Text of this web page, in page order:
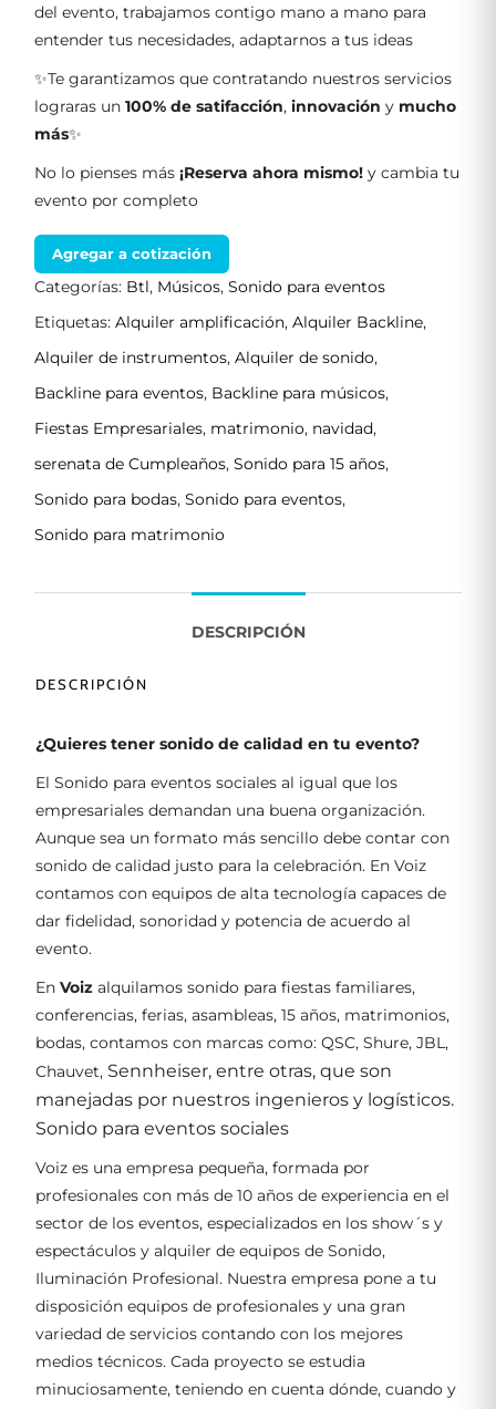
del evento, trabajamos contigo mano a mano para
entender tus necesidades, adaptarnos a tus ideas
✨Te garantizamos que contratando nuestros servicios
lograras un 100% de satifacción, innovación y mucho
más✨
No lo pienses más ¡Reserva ahora mismo! y cambia tu
evento por completo
Agregar a cotización
Categorías: Btl, Músicos, Sonido para eventos
Etiquetas: Alquiler amplificación, Alquiler Backline,
Alquiler de instrumentos, Alquiler de sonido,
Backline para eventos, Backline para músicos,
Fiestas Empresariales, matrimonio, navidad,
serenata de Cumpleaños, Sonido para 15 años,
Sonido para bodas, Sonido para eventos,
Sonido para matrimonio
DESCRIPCIÓN
DESCRIPCIÓN
¿Quieres tener sonido de calidad en tu evento?
El Sonido para eventos sociales al igual que los
empresariales demandan una buena organización.
Aunque sea un formato más sencillo debe contar con
sonido de calidad justo para la celebración. En Voiz
contamos con equipos de alta tecnología capaces de
dar fidelidad, sonoridad y potencia de acuerdo al
evento.
En Voiz alquilamos sonido para fiestas familiares,
conferencias, ferias, asambleas, 15 años, matrimonios,
bodas, contamos con marcas como: QSC, Shure, JBL,
Chauvet, Sennheiser, entre otras, que son
manejadas por nuestros ingenieros y logísticos.
Sonido para eventos sociales
Voiz es una empresa pequeña, formada por
profesionales con más de 10 años de experiencia en el
sector de los eventos, especializados en los show´s y
espectáculos y alquiler de equipos de Sonido,
Iluminación Profesional. Nuestra empresa pone a tu
disposición equipos de profesionales y una gran
variedad de servicios contando con los mejores
medios técnicos. Cada proyecto se estudia
minuciosamente, teniendo en cuenta dónde, cuando y